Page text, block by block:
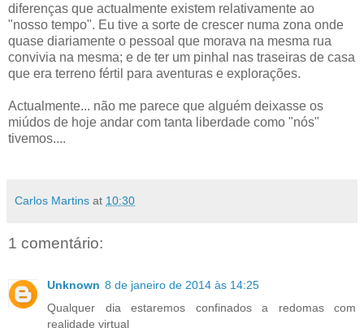
diferenças que actualmente existem relativamente ao
"nosso tempo". Eu tive a sorte de crescer numa zona onde
quase diariamente o pessoal que morava na mesma rua
convivia na mesma; e de ter um pinhal nas traseiras de casa
que era terreno fértil para aventuras e explorações.
Actualmente... não me parece que alguém deixasse os
miúdos de hoje andar com tanta liberdade como "nós"
tivemos....
Carlos Martins at 10:30
1 comentário:
Unknown 8 de janeiro de 2014 às 14:25
Qualquer dia estaremos confinados a redomas com
realidade virtual